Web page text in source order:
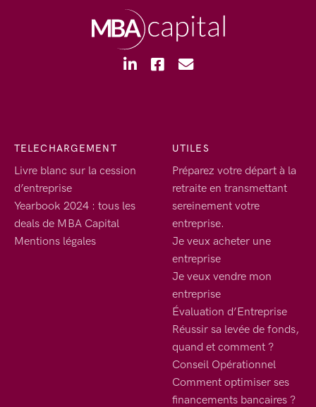
TELECHARGEMENT
Livre blanc sur la cession
d’entreprise
Yearbook 2024 : tous les
deals de MBA Capital
Mentions légales
UTILES
Préparez votre départ à la
retraite en transmettant
sereinement votre
entreprise.
Je veux acheter une
entreprise
Je veux vendre mon
entreprise
Évaluation d’Entreprise
Réussir sa levée de fonds,
quand et comment ?
Conseil Opérationnel
Comment optimiser ses
financements bancaires ?